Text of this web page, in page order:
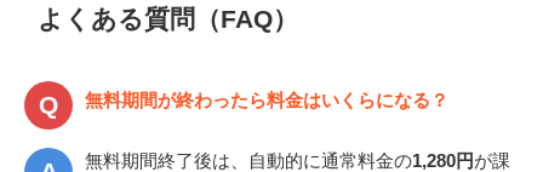
よくある質問（FAQ）
無料期間が終わったら料金はいくらになる？
無料期間終了後は、自動的に通常料金の1,280円 が課